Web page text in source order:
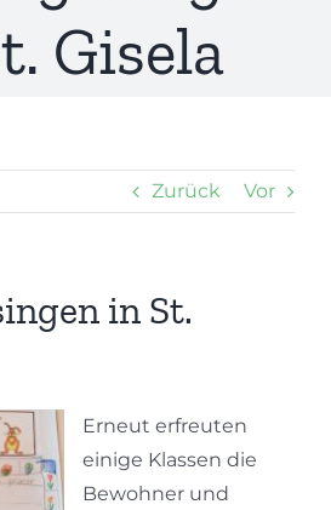
Gisela
Zurück Vor
in St.
Erneut erfreuten
einige Klassen die
Bewohner und